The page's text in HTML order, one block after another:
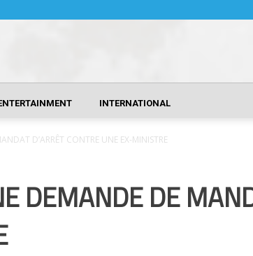
INTERNATIONAL
D’ARRÊT CONTRE UNE EX-MINISTRE
DEMANDE DE